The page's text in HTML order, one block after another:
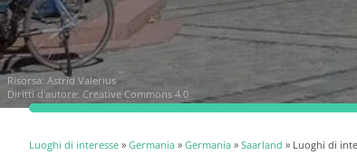
Risorsa: Astrid Valerius
Diritti d'autore: Creative Commons 4.0
Luoghi di interesse » Germania » Germania » Saarland » Luoghi di